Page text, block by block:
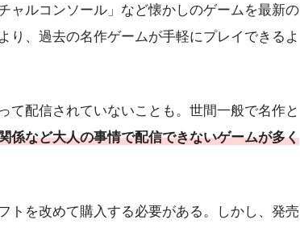
ャルコンソール」など懐かしのゲームを最新の
り、過去の名作ゲームが手軽にプレイできるよ
て配信されていないことも。世間一般で名作と
係など大人の事情で配信できないゲームが多く
トを改めて購入する必要がある。しかし、発売